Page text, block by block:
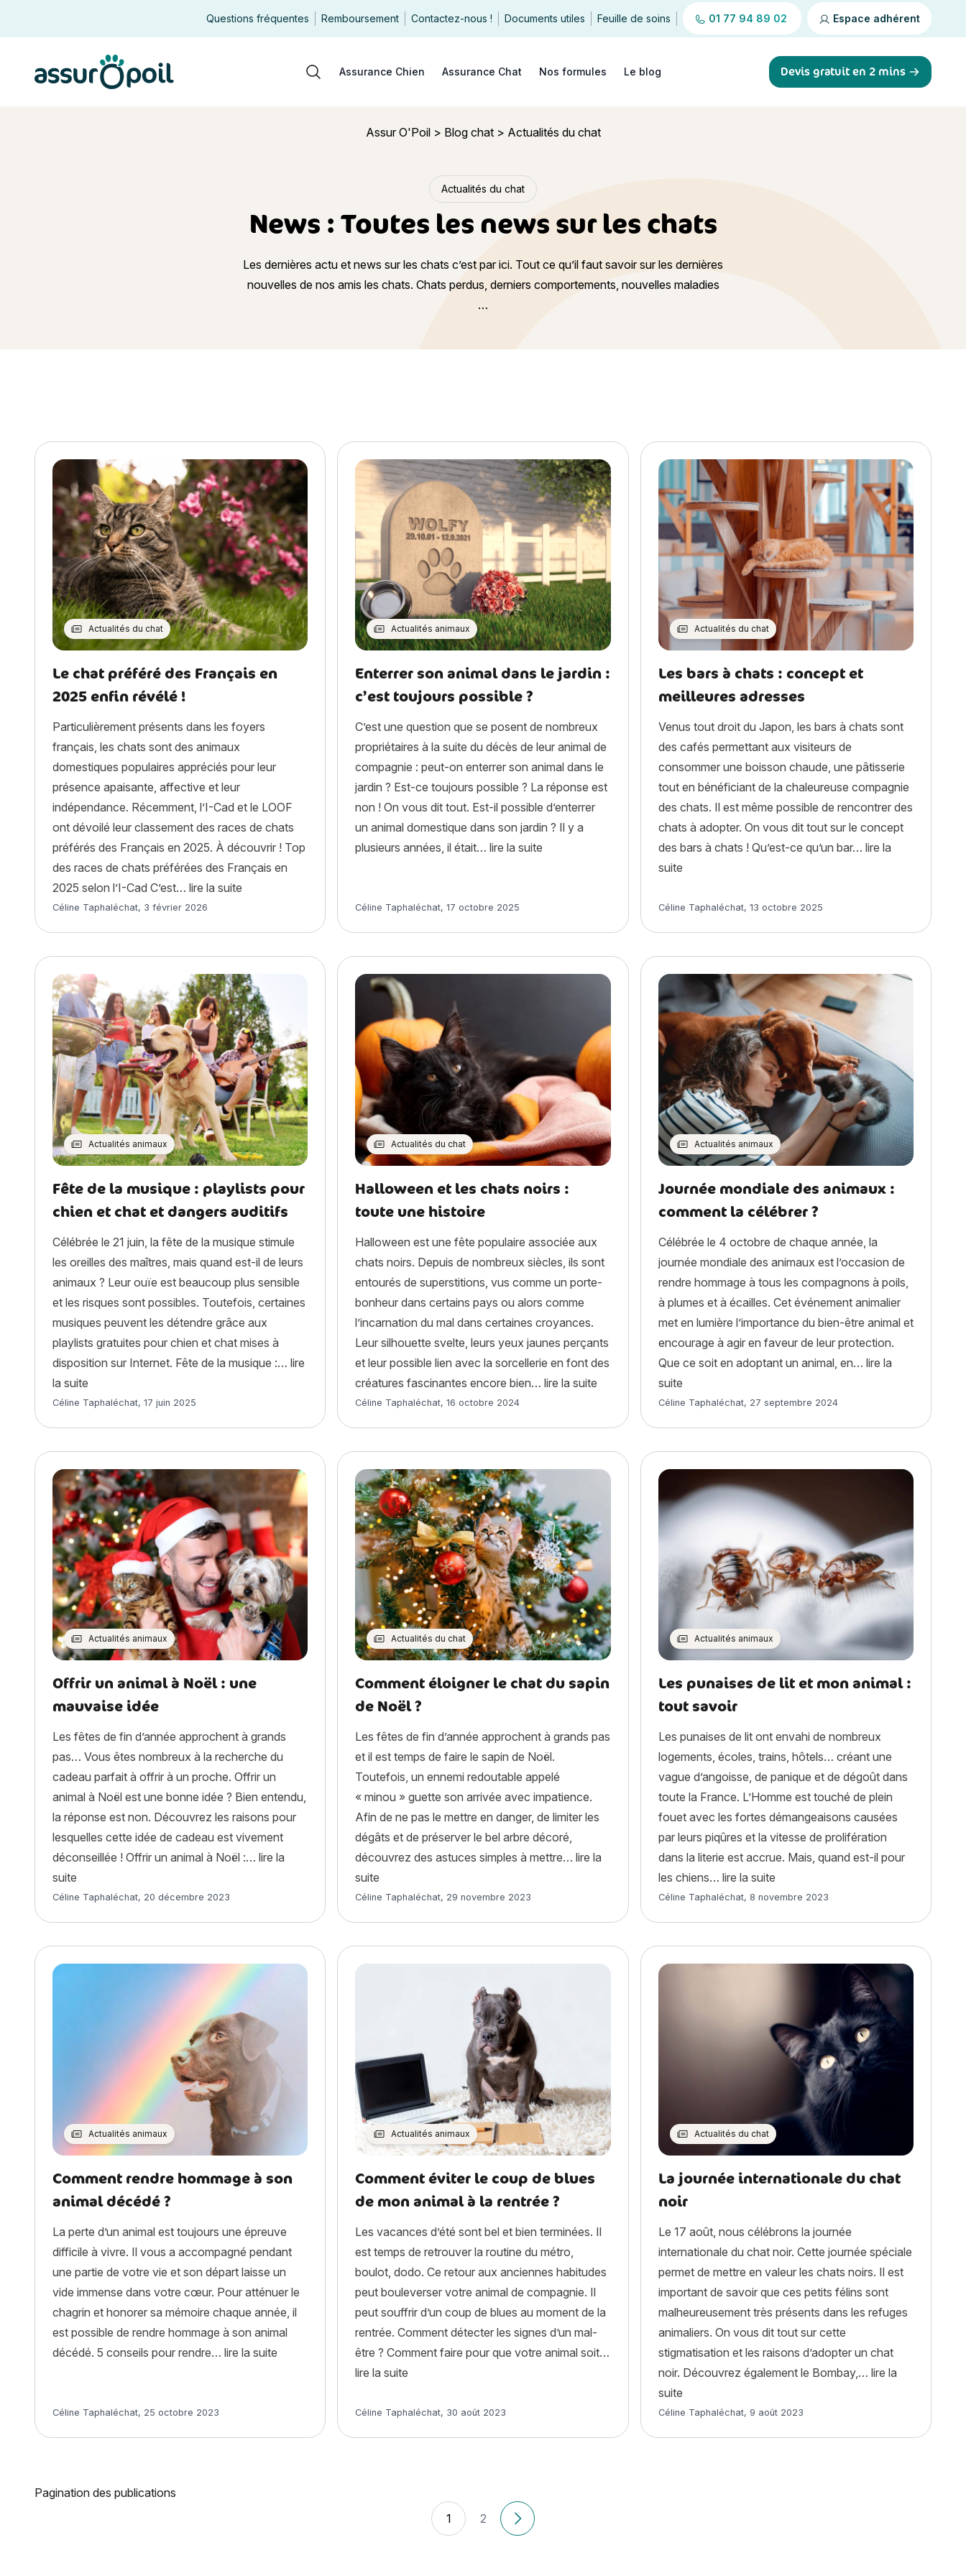
Questions fréquentes Remboursement Contactez-nous ! Documents utiles Feuille de soins 01 77 94 89 02 Espace adhérent
Rechercher
Assurance Chien Assurance Chat Nos formules Le blog Devis gratuit en 2 mins
Assur O'Poil> Blog chat> Actualités du chat
Actualités du chat
News : Toutes les news sur les chats
Les dernières actu et news sur les chats c’est par ici. Tout ce qu’il faut savoir sur les dernières
nouvelles de nos amis les chats. Chats perdus, derniers comportements, nouvelles maladies
…
Actualités du chat
Le chat préféré des Français en
2025 enfin révélé !
Particulièrement présents dans les foyers
français, les chats sont des animaux
domestiques populaires appréciés pour leur
présence apaisante, affective et leur
indépendance. Récemment, l’I-Cad et le LOOF
ont dévoilé leur classement des races de chats
préférés des Français en 2025. À découvrir ! Top
des races de chats préférées des Français en
2025 selon l’I-Cad C’est… lire la suite
Article rédigé par
Céline Taphaléchat, 3 février 2026
Actualités animaux
Enterrer son animal dans le jardin :
c’est toujours possible ?
C’est une question que se posent de nombreux
propriétaires à la suite du décès de leur animal de
compagnie : peut-on enterrer son animal dans le
jardin ? Est-ce toujours possible ? La réponse est
non ! On vous dit tout. Est-il possible d’enterrer
un animal domestique dans son jardin ? Il y a
plusieurs années, il était…lire la suite « Enterrer son animal dans le jardin : c’est toujours possible ? »
Article rédigé par
Céline Taphaléchat,17 octobre 2025
Actualités du chat
Les bars à chats : concept et
meilleures adresses
Venus tout droit du Japon, les bars à chats sont
des cafés permettant aux visiteurs de
consommer une boisson chaude, une pâtisserie
tout en bénéficiant de la chaleureuse compagnie
des chats. Il est même possible de rencontrer des
chats à adopter. On vous dit tout sur le concept
des bars à chats ! Qu’est-ce qu’un bar… lire la
suite« Les bars à chats : concept et meilleures adresses »
Article rédigé par
Céline Taphaléchat, 13 octobre 2025
Actualités animaux
Fête de la musique : playlists pour
chien et chat et dangers auditifs
Célébrée le 21 juin, la fête de la musique stimule
les oreilles des maîtres, mais quand est-il de leurs
animaux ? Leur ouïe est beaucoup plus sensible
et les risques sont possibles. Toutefois, certaines
musiques peuvent les détendre grâce aux
playlists gratuites pour chien et chat mises à
disposition sur Internet. Fête de la musique :… lire
la suite « Fête de la musique : playlists pour chien et chat et dangers auditifs »
Article rédigé par
Céline Taphaléchat, 17 juin 2025
Actualités du chat
Halloween et les chats noirs :
toute une histoire
Halloween est une fête populaire associée aux
chats noirs. Depuis de nombreux siècles, ils sont
entourés de superstitions, vus comme un porte-
bonheur dans certains pays ou alors comme
l’incarnation du mal dans certaines croyances.
Leur silhouette svelte, leurs yeux jaunes perçants
et leur possible lien avec la sorcellerie en font des
créatures fascinantes encore bien…lire la suite « Halloween et les chats noirs : toute une histoire »
Article rédigé par
Céline Taphaléchat,16 octobre 2024
Actualités animaux
Journée mondiale des animaux :
comment la célébrer ?
Célébrée le 4 octobre de chaque année, la
journée mondiale des animaux est l’occasion de
rendre hommage à tous les compagnons à poils,
à plumes et à écailles. Cet événement animalier
met en lumière l’importance du bien-être animal et
encourage à agir en faveur de leur protection.
Que ce soit en adoptant un animal, en… lire la
suite« Journée mondiale des animaux : comment la
Article rédigé par
Céline Taphaléchat, 27 septembre 2024
Actualités animaux
Offrir un animal à Noël : une
mauvaise idée
Les fêtes de fin d’année approchent à grands
pas… Vous êtes nombreux à la recherche du
cadeau parfait à offrir à un proche. Offrir un
animal à Noël est une bonne idée ? Bien entendu,
la réponse est non. Découvrez les raisons pour
lesquelles cette idée de cadeau est vivement
déconseillée ! Offrir un animal à Noël :… lire la
suite
Article rédigé par
Céline Taphaléchat, 20 décembre 2023
Actualités du chat
Comment éloigner le chat du sapin
de Noël ?
Les fêtes de fin d’année approchent à grands pas
et il est temps de faire le sapin de Noël.
Toutefois, un ennemi redoutable appelé
« minou » guette son arrivée avec impatience.
Afin de ne pas le mettre en danger, de limiter les
dégâts et de préserver le bel arbre décoré,
découvrez des astuces simples à mettre…lire la
suite
Article rédigé par
Céline Taphaléchat, 29 novembre 2023
Actualités animaux
Les punaises de lit et mon animal :
tout savoir
Les punaises de lit ont envahi de nombreux
logements, écoles, trains, hôtels… créant une
vague d’angoisse, de panique et de dégoût dans
toute la France. L’Homme est touché de plein
fouet avec les fortes démangeaisons causées
par leurs piqûres et la vitesse de prolifération
dans la literie est accrue. Mais, quand est-il pour
les chiens… lire la suite« Les punaises de lit et mon animal :
Article rédigé par
Céline Taphaléchat, 8 novembre 2023
Actualités animaux
Comment rendre hommage à son
animal décédé ?
La perte d’un animal est toujours une épreuve
difficile à vivre. Il vous a accompagné pendant
une partie de votre vie et son départ laisse un
vide immense dans votre cœur. Pour atténuer le
chagrin et honorer sa mémoire chaque année, il
est possible de rendre hommage à son animal
décédé. 5 conseils pour rendre… lire la suite « Comment rendre hommage à son animal décédé ? »
Article rédigé par
Céline Taphaléchat, 25 octobre 2023
Actualités animaux
Comment éviter le coup de blues
de mon animal à la rentrée ?
Les vacances d’été sont bel et bien terminées. Il
est temps de retrouver la routine du métro,
boulot, dodo. Ce retour aux anciennes habitudes
peut bouleverser votre animal de compagnie. Il
peut souffrir d’un coup de blues au moment de la
rentrée. Comment détecter les signes d’un mal-
être ? Comment faire pour que votre animal soit…
lire la suite « Comment éviter le coup de blues de mon animal à la rentrée ? »
Article rédigé par
Céline Taphaléchat, 30 août 2023
Actualités du chat
La journée internationale du chat
noir
Le 17 août, nous célébrons la journée
internationale du chat noir. Cette journée spéciale
permet de mettre en valeur les chats noirs. Il est
important de savoir que ces petits félins sont
malheureusement très présents dans les refuges
animaliers. On vous dit tout sur cette
stigmatisation et les raisons d’adopter un chat
noir. Découvrez également le Bombay,… lire la
suite« La journée internationale du chat noir »
Article rédigé par
Céline Taphaléchat, 9 août 2023
Pagination des publications
1
2
Anciens articles